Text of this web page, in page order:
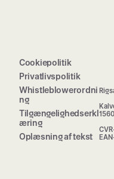
Cookiepolitik
Privatlivspolitik
Whistleblowerordni
ng
Tilgængelighedserkl
æring
Oplæsning af tekst